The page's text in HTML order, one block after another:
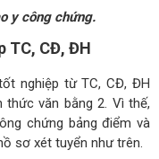
y công chứng.
TC, CĐ, ĐH
nghiệp từ TC, CĐ, ĐH
văn bằng 2. Vì thế,
chứng bảng điểm và
sơ xét tuyển như trên.